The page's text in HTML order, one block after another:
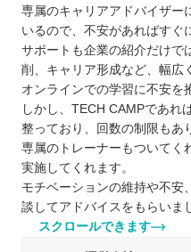
専属のキャリアアドバイザー
いるので、不安があればすぐ
サポートも企業の紹介だけで
削、キャリア形成など、幅広
オンラインでの学習に不安を
しかし、TECH CAMPであれ
整っており、回数の制限もあ
専属のトレーナーもついてく
実施してくれます。
モチベーションの維持や不安
談してアドバイスをもらいま
スクロールできます